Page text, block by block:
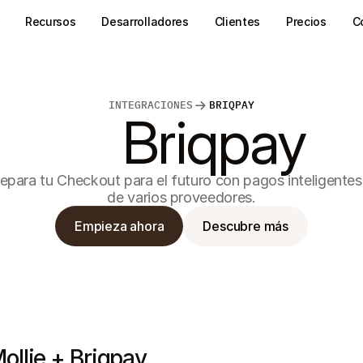
INTEGRACIONES BRIQPAY
Briqpay
tu Checkout para el futuro con pagos
de varios proveedores.
Empieza ahora Descubre más
Recursos Desarrolladores Clientes Precios